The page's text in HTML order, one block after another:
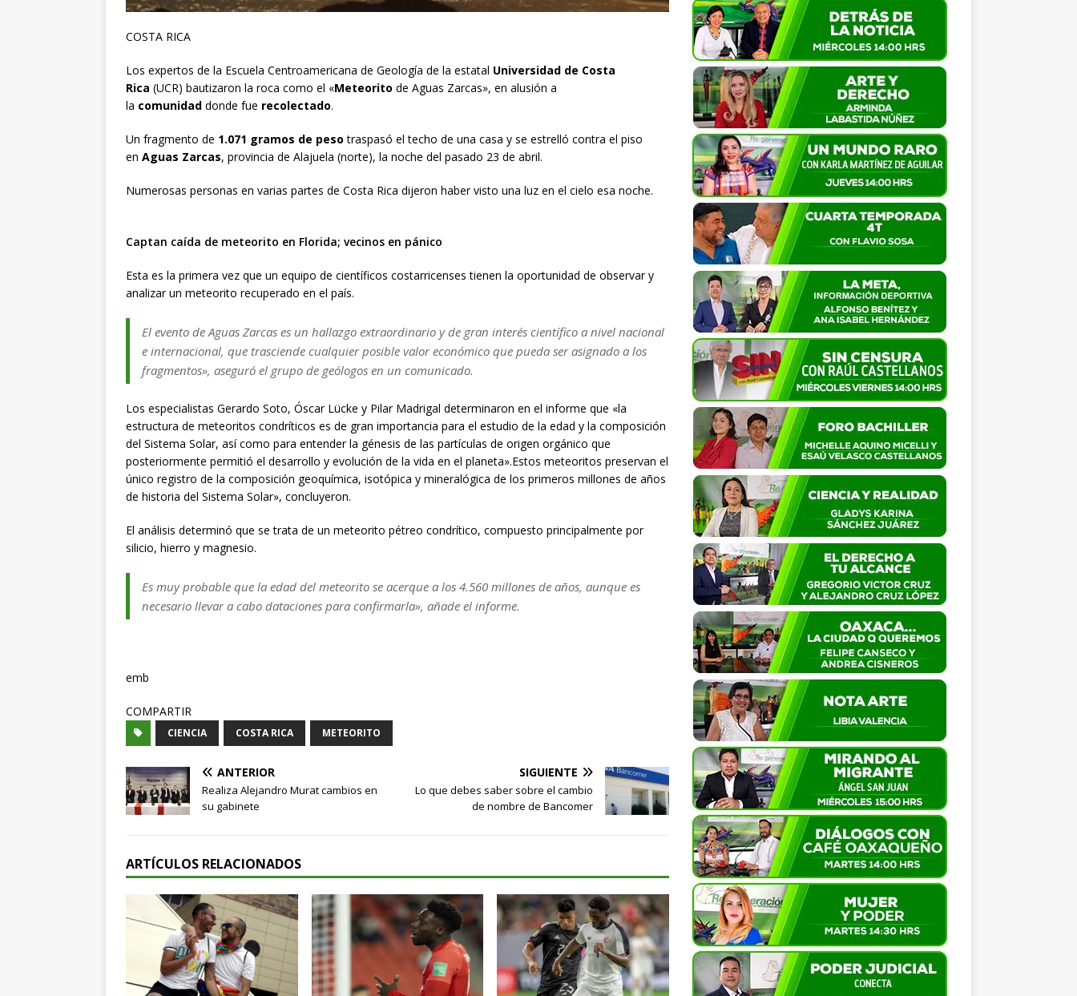
COSTA RICA
Los expertos de la Escuela Centroamericana de Geología de la estatal Universidad de Costa
Rica (UCR) bautizaron la roca como el «Meteorito de Aguas Zarcas», en alusión a
la comunidad donde fue recolectado.
Un fragmento de 1.071 gramos de peso traspasó el techo de una casa y se estrelló contra el piso
en Aguas Zarcas, provincia de Alajuela (norte), la noche del pasado 23 de abril.
Numerosas personas en varias partes de Costa Rica dijeron haber visto una luz en el cielo esa noche.
Captan caída de meteorito en Florida; vecinos en pánico
Esta es la primera vez que un equipo de científicos costarricenses tienen la oportunidad de observar y
analizar un meteorito recuperado en el país.
El evento de Aguas Zarcas es un hallazgo extraordinario y de gran interés científico a nivel nacional
e internacional, que trasciende cualquier posible valor económico que pueda ser asignado a los
fragmentos», aseguró el grupo de geólogos en un comunicado.
Los especialistas Gerardo Soto, Óscar Lücke y Pilar Madrigal determinaron en el informe que «la
estructura de meteoritos condríticos es de gran importancia para el estudio de la edad y la composición
del Sistema Solar, así como para entender la génesis de las partículas de origen orgánico que
posteriormente permitió el desarrollo y evolución de la vida en el planeta».Estos meteoritos preservan el
único registro de la composición geoquímica, isotópica y mineralógica de los primeros millones de años
de historia del Sistema Solar», concluyeron.
El análisis determinó que se trata de un meteorito pétreo condrítico, compuesto principalmente por
silicio, hierro y magnesio.
Es muy probable que la edad del meteorito se acerque a los 4.560 millones de años, aunque es
necesario llevar a cabo dataciones para confirmarla», añade el informe.
emb
COMPARTIR
CIENCIA COSTA RICA METEORITO
ANTERIOR
Realiza Alejandro Murat cambios en
su gabinete
SIGUIENTE
Lo que debes saber sobre el cambio
de nombre de Bancomer
ARTÍCULOS RELACIONADOS